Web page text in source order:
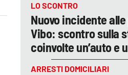
LO SCONTRO
Nuovo incidente
Vibo: scontro sulla
coinvolte un’auto e
ARRESTI DOMICILIARI